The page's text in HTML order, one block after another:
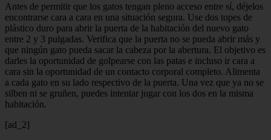
Antes de permitir que los gatos tengan pleno acceso entre sí, déjelos
encontrarse cara a cara en una situación segura. Use dos topes de
plástico duro para abrir la puerta de la habitación del nuevo gato
entre 2 y 3 pulgadas. Verifica que la puerta no se pueda abrir más y
que ningún gato pueda sacar la cabeza por la abertura. El objetivo es
darles la oportunidad de golpearse con las patas e incluso ir cara a
cara sin la oportunidad de un contacto corporal completo. Alimenta
a cada gato en su lado respectivo de la puerta. Una vez que ya no se
silben ni se gruñen, puedes intentar jugar con los dos en la misma
habitación.
[ad_2]